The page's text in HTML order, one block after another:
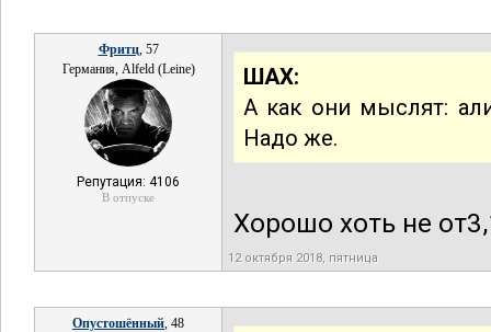
Фритц, 57
Германия, Alfeld (Leine)
Репутация: 4106
В отпуске
ШАХ:
А как они мыслят:
Надо же.
Хорошо хоть не
12 октября 2018, пятница
Опустошённый, 48